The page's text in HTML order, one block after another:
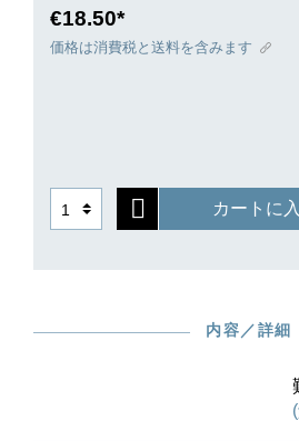
€18.50*
価格は消費税と送料を含みます
カートに
内容／詳細